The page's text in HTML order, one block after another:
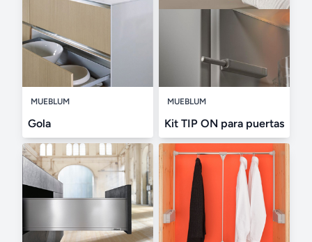
MUEBLUM
Gola
MUEBLUM
Kit TIP ON para puertas